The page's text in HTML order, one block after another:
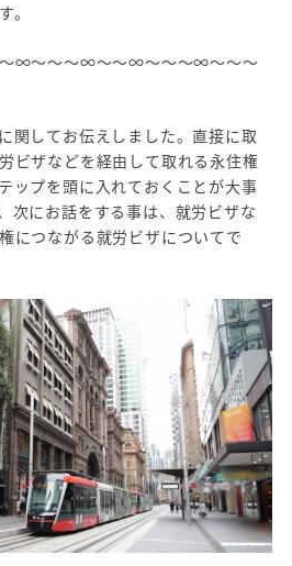
。
∞～～～∞～～∞～～～∞～～～
関してお伝えしました。直接に取
ビザなどを経由して取れる永住権
ップを頭に入れておくことが大事
次にお話をする事は、就労ビザな
につながる就労ビザについてで